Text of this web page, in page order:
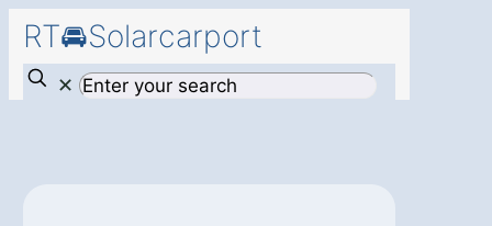
RT🚘Solarcarport
✕